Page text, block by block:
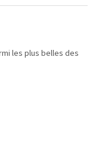
les plus belles des